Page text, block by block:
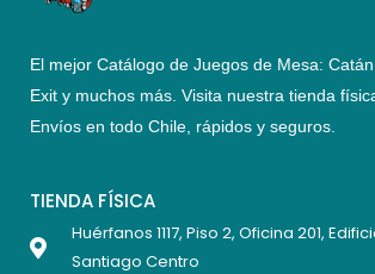
El mejor Catálogo de Juegos de Mesa:
Exit y muchos más. Visita nuestra tienda
Envíos en todo Chile, rápidos y seguros.
TIENDA FÍSICA
Huérfanos 1117, Piso 2, Oficina 201,
Santiago Centro